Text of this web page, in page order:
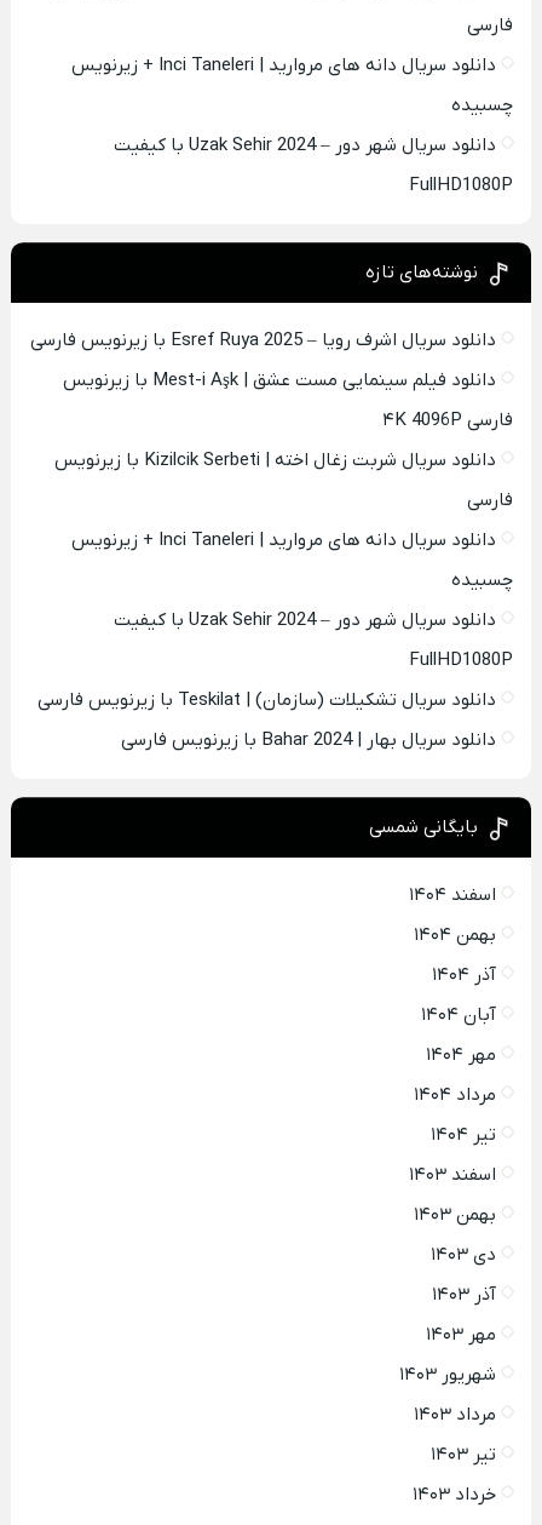
فارسی
دانلود سریال دانه های مروارید | Inci Taneleri + زیرنویس
چسبیده
دانلود سریال شهر دور – Uzak Sehir 2024 با کیفیت
FullHD1080P
نوشته‌های تازه
دانلود سریال اشرف رویا – Esref Ruya 2025 با زیرنویس فارسی
دانلود فیلم سینمایی مست عشق | Mest-i Aşk با زیرنویس
فارسی ۴K 4096P
دانلود سریال شربت زغال اخته | Kizilcik Serbeti با زیرنویس
فارسی
دانلود سریال دانه های مروارید | Inci Taneleri + زیرنویس
چسبیده
دانلود سریال شهر دور – Uzak Sehir 2024 با کیفیت
FullHD1080P
دانلود سریال تشکیلات (سازمان) | Teskilat با زیرنویس فارسی
دانلود سریال بهار | Bahar 2024 با زیرنویس فارسی
بایگانی شمسی
اسفند ۱۴۰۴
بهمن ۱۴۰۴
آذر ۱۴۰۴
آبان ۱۴۰۴
مهر ۱۴۰۴
مرداد ۱۴۰۴
تیر ۱۴۰۴
اسفند ۱۴۰۳
بهمن ۱۴۰۳
دی ۱۴۰۳
آذر ۱۴۰۳
مهر ۱۴۰۳
شهریور ۱۴۰۳
مرداد ۱۴۰۳
تیر ۱۴۰۳
خرداد ۱۴۰۳